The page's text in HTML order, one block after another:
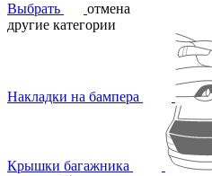
Выбрать
отмена
другие категории
Накладки на бампера
Крышки багажника